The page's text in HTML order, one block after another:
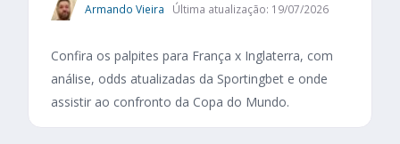
Armando Vieira Última atualização: 19/07/2026
Confira os palpites para França x Inglaterra, com
análise, odds atualizadas da Sportingbet e onde
assistir ao confronto da Copa do Mundo.